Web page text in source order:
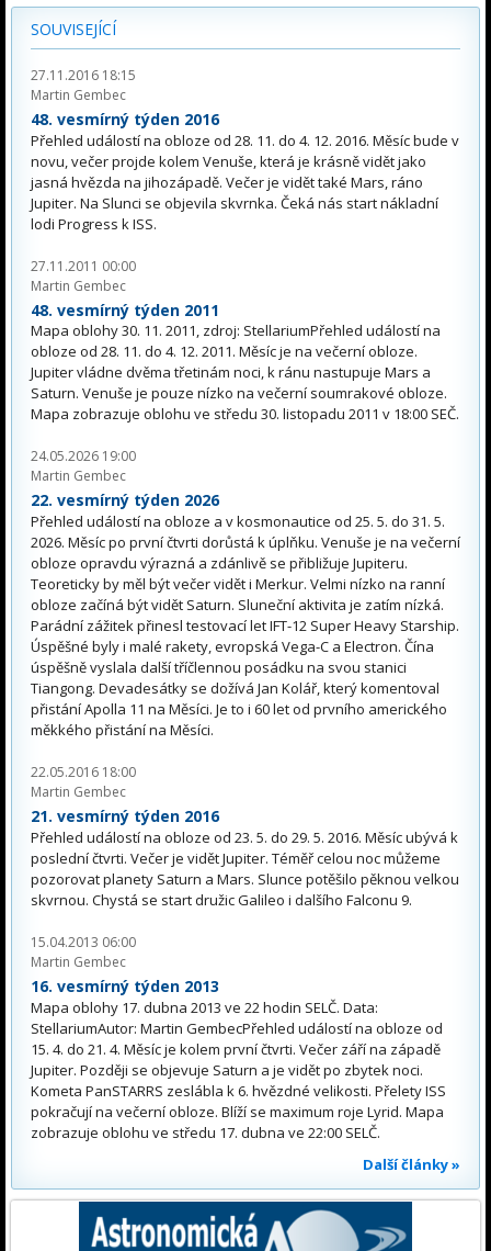
SOUVISEJÍCÍ
27.11.2016 18:15
Martin Gembec
48. vesmírný týden 2016
Přehled událostí na obloze od 28. 11. do 4. 12. 2016. Měsíc bude v
novu, večer projde kolem Venuše, která je krásně vidět jako
jasná hvězda na jihozápadě. Večer je vidět také Mars, ráno
Jupiter. Na Slunci se objevila skvrnka. Čeká nás start nákladní
lodi Progress k ISS.
27.11.2011 00:00
Martin Gembec
48. vesmírný týden 2011
Mapa oblohy 30. 11. 2011, zdroj: StellariumPřehled událostí na
obloze od 28. 11. do 4. 12. 2011. Měsíc je na večerní obloze.
Jupiter vládne dvěma třetinám noci, k ránu nastupuje Mars a
Saturn. Venuše je pouze nízko na večerní soumrakové obloze.
Mapa zobrazuje oblohu ve středu 30. listopadu 2011 v 18:00 SEČ.
24.05.2026 19:00
Martin Gembec
22. vesmírný týden 2026
Přehled událostí na obloze a v kosmonautice od 25. 5. do 31. 5.
2026. Měsíc po první čtvrti dorůstá k úplňku. Venuše je na večerní
obloze opravdu výrazná a zdánlivě se přibližuje Jupiteru.
Teoreticky by měl být večer vidět i Merkur. Velmi nízko na ranní
obloze začíná být vidět Saturn. Sluneční aktivita je zatím nízká.
Parádní zážitek přinesl testovací let IFT-12 Super Heavy Starship.
Úspěšné byly i malé rakety, evropská Vega-C a Electron. Čína
úspěšně vyslala další tříčlennou posádku na svou stanici
Tiangong. Devadesátky se dožívá Jan Kolář, který komentoval
přistání Apolla 11 na Měsíci. Je to i 60 let od prvního amerického
měkkého přistání na Měsíci.
22.05.2016 18:00
Martin Gembec
21. vesmírný týden 2016
Přehled událostí na obloze od 23. 5. do 29. 5. 2016. Měsíc ubývá k
poslední čtvrti. Večer je vidět Jupiter. Téměř celou noc můžeme
pozorovat planety Saturn a Mars. Slunce potěšilo pěknou velkou
skvrnou. Chystá se start družic Galileo i dalšího Falconu 9.
15.04.2013 06:00
Martin Gembec
16. vesmírný týden 2013
Mapa oblohy 17. dubna 2013 ve 22 hodin SELČ. Data:
StellariumAutor: Martin GembecPřehled událostí na obloze od
15. 4. do 21. 4. Měsíc je kolem první čtvrti. Večer září na západě
Jupiter. Později se objevuje Saturn a je vidět po zbytek noci.
Kometa PanSTARRS zeslábla k 6. hvězdné velikosti. Přelety ISS
pokračují na večerní obloze. Blíží se maximum roje Lyrid. Mapa
zobrazuje oblohu ve středu 17. dubna ve 22:00 SELČ.
Další články »